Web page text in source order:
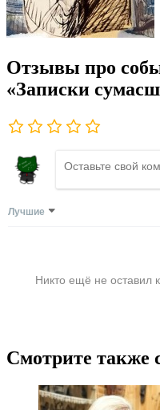
Отзывы про
«Записки
Лучшие
Никто ещё не оставил
Смотрите также